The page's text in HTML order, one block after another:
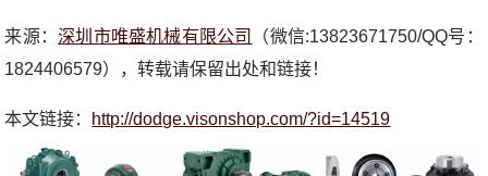
来源：深圳市唯盛机械有限公司
（微信:13823671750/QQ号：
1824406579），转载请保留出处和链接！
本文链接： http://dodge.visonshop.com/?id=14519